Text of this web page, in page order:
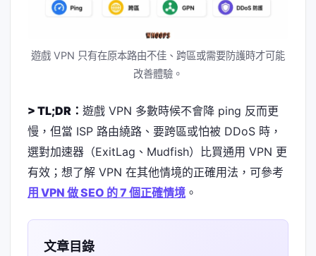
遊戲 VPN 只有在原本路由不佳、跨區或需要防護時才可能
改善體驗。
> TL;DR： 遊戲 VPN 多數時候不會降 ping 反而更
慢，但當 ISP 路由繞路、要跨區或怕被 DDoS 時，
選對加速器（ExitLag、Mudfish）比買通用 VPN 更
有效；想了解 VPN 在其他情境的正確用法，可參考
用 VPN 做 SEO 的 7 個正確情境 。
文章目錄